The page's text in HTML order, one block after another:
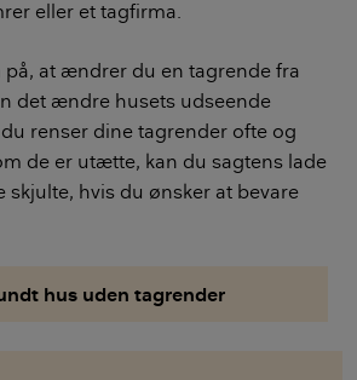
eller et tagfirma.
at ændrer du en tagrende fra
det ændre husets udseende
renser dine tagrender ofte og
de er utætte, kan du sagtens lade
hvis du ønsker at bevare
hus uden tagrender